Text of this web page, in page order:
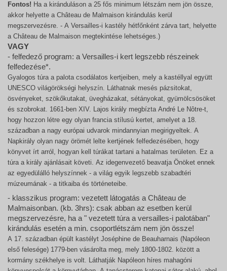
Fontos! Ha a kiránduláson a 25 fős minimum létszám nem jön össze,
akkor helyette a Château de Malmaison kirándulás kerül
megszervezésre. - A Versailles-i kastély hétfőnként zárva tart, helyette
a Château de Malmaison megtekintése lehetséges.)
VAGY
- felfedező program: a Versailles-i kert legszebb részeinek
felfedezése*.
Gyalogos túra a palota csodálatos kertjeiben, mely a kastéllyal együtt
UNESCO világörökségi helyszín. Láthatnak mesés pázsitokat,
ösvényeket, szökőkutakat, üvegházakat, sétányokat, gyümölcsösöket
és szobrokat. 1661-ben XIV. Lajos király megbízta André Le Nôtre-t,
hogy hozzon létre egy olyan francia stílusú kertet, amelyet a 18.
században a nagy európai udvarok mindannyian megirigyeltek. A
Napkirály olyan nagy örömét lelte kertjének felfedezésében, hogy
könyvet írt arról, hogyan kell túrákat tartani a hatalmas területen. Ez a
túra a király ajánlásait követi. Az idegenvezető beavatja Önöket ennek
az egyedülálló helyszínnek - a világ egyik legszebb szabadtéri
múzeumának - a titkaiba és történeteibe.
- klasszikus program: vezetett látogatás a Château de
Malmaisonban. (kb. 3hrs): csak abban az esetben kerül
megszervezésre, ha a " vezetett túra a versailles-i palotában"
kirándulás esetén a min. csoportlétszám nem jön össze!
A 17. században épült kastélyt Joséphine de Beauharnais (Napóleon
első felesége) 1779-ben vásárolta meg, mely 1800-1802. között a
kormány székhelye is volt. Láthatják Napóleon híres mahagóni